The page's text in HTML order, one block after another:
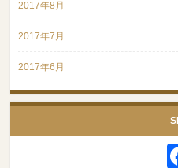
2017年8月
2017年7月
2017年6月